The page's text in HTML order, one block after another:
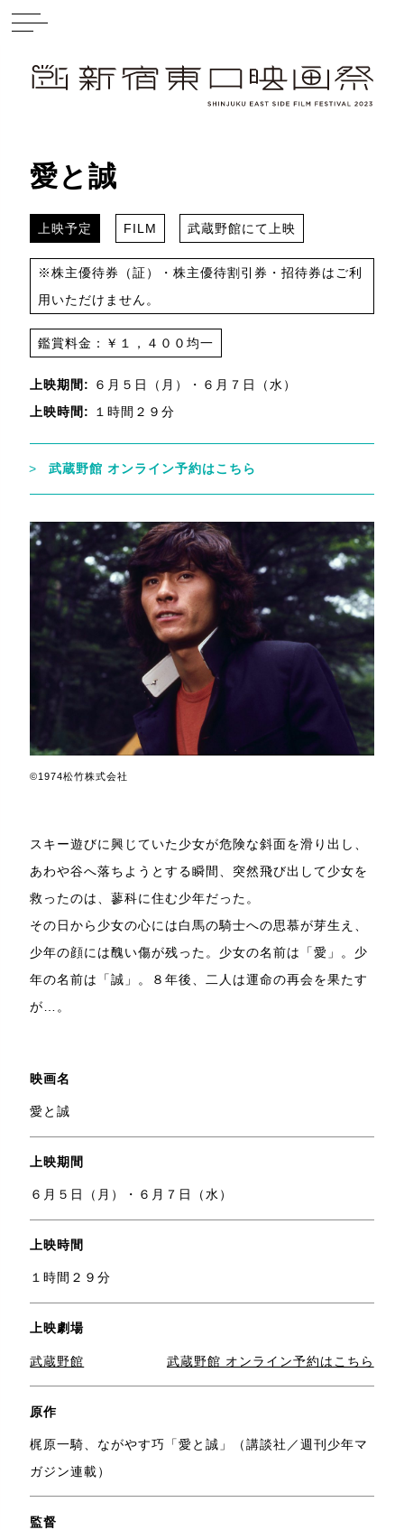
愛と誠
上映予定 FILM 武蔵野館にて上映
※株主優待券（証）・株主優待割引券・招待券はご利
用いただけません。
鑑賞料金：￥１，４００均一
上映期間:
６月５日（月）・６月７日（水）
上映時間:
１時間２９分
武蔵野館 オンライン予約はこちら
©1974松竹株式会社
スキー遊びに興じていた少女が危険な斜面を滑り出し、
あわや谷へ落ちようとする瞬間、突然飛び出して少女を
救ったのは、蓼科に住む少年だった。
その日から少女の心には白馬の騎士への思慕が芽生え、
少年の顔には醜い傷が残った。少女の名前は「愛」。少
年の名前は「誠」。８年後、二人は運命の再会を果たす
が…。
映画名
愛と誠
上映期間
６月５日（月）・６月７日（水）
上映時間
１時間２９分
上映劇場
武蔵野館 武蔵野館 オンライン予約はこちら
原作
梶原一騎、ながやす巧「愛と誠」（講談社／週刊少年マ
ガジン連載）
監督